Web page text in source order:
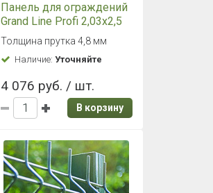
Панель для ограждений
Grand Line Profi 2,03x2,5
цинк
Толщина прутка 4,8 мм
Наличие: Уточняйте
4 076 руб. / шт.
В корзину